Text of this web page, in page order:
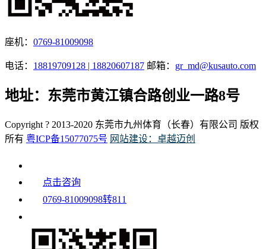
座机： 0769-81009098
电话： 18819709128 | 18820607187 邮箱： gr_md@kusauto.com
地址：东莞市黄江镇合路创业一路8号
Copyright ? 2013-2020 东莞市九州体育（长春）有限公司 版权
所有 粤ICP备15077075号 网站建设：卓越迈创
点击咨询
0769-81009098转811